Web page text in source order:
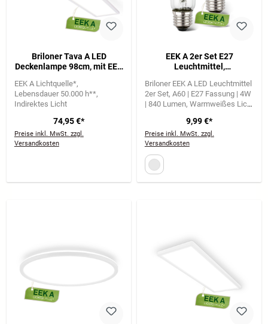
Briloner Tava A LED
Deckenlampe 98cm, mit EEK
Weiß
EEK A Lichtquelle*
Lebensdauer 50.000 h**
Indirektes Licht
74,95 €*
Preise inkl. MwSt. zzgl.
Versandkosten
EEK A 2er Set E27
Leuchtmittel,
50.000h Lebensdauer*,
840lm, 4W, Warmweißes
Licht, A60
Briloner EEK A LED Leuchtmittel
2er Set A60 | E27 Fassung | 4W
| 840 Lumen Warmweißes Licht
9,99 €*
Preise inkl. MwSt. zzgl.
Versandkosten